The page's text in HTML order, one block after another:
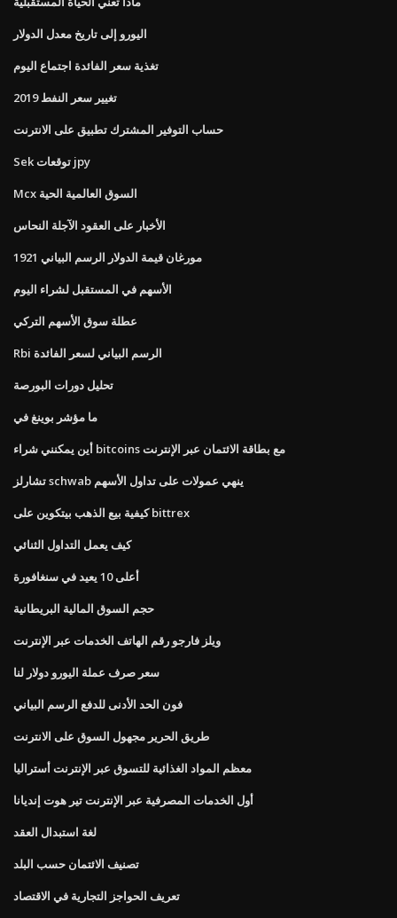
اليورو إلى تاريخ معدل الدولار
تغذية سعر الفائدة اجتماع اليوم
تغيير سعر النفط 2019
حساب التوفير المشترك تطبيق على الانترنت
Sek توقعات jpy
Mcx السوق العالمية الحية
الأخبار على العقود الآجلة النحاس
1921 مورغان قيمة الدولار الرسم البياني
الأسهم في المستقبل لشراء اليوم
عطلة سوق الأسهم التركي
Rbi الرسم البياني لسعر الفائدة
تحليل دورات البورصة
ما مؤشر بوينغ في
أين يمكنني شراء bitcoins مع بطاقة الائتمان عبر الإنترنت
تشارلز schwab ينهي عمولات على تداول الأسهم
كيفية بيع الذهب بيتكوين على bittrex
كيف يعمل التداول الثنائي
أعلى 10 يعيد في سنغافورة
حجم السوق المالية البريطانية
ويلز فارجو رقم الهاتف الخدمات عبر الإنترنت
سعر صرف عملة اليورو دولار لنا
فون الحد الأدنى للدفع الرسم البياني
طريق الحرير مجهول السوق على الانترنت
معظم المواد الغذائية للتسوق عبر الإنترنت أستراليا
أول الخدمات المصرفية عبر الإنترنت تير هوت إنديانا
لغة استبدال العقد
تصنيف الائتمان حسب البلد
تعريف الحواجز التجارية في الاقتصاد